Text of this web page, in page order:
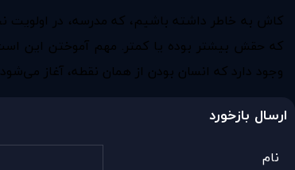
کاش به خاطر داشته باشیم، که مدرسه، در
که حقش بیشتر بوده یا کمتر. مهم آموختن این
وجود دارد که انسان بودن از همان نقطه، آغاز
ارسال بازخورد
نام